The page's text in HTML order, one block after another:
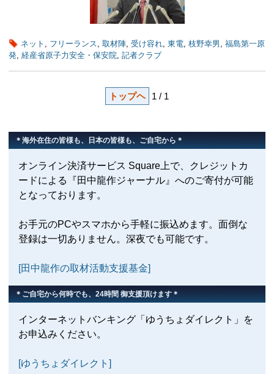
ネット , フリーランス, 取材陣, 受け容れ, 東電, 枝野幸男 , 福島第一原
発, 経産省原子力安全・保安院, 記者クラブ
トップヘ 1 / 1
＊海外在住の皆様も、日本の皆様も、ご自宅から＊
オンライン決済サービス Square上で、クレジットカ
ードによる『田中龍作ジャーナル』へのご寄付が可能
となっております。
お手元のPCやスマホから手軽に振込めます。面倒な
登録は一切ありません。深夜でも可能です。
[田中龍作の取材活動支援基金]
＊ご自宅から何時でも、24時間 御支援頂けます＊
インターネットバンキング「ゆうちょダイレクト」を
お申込みください。
[ゆうちょダイレクト]